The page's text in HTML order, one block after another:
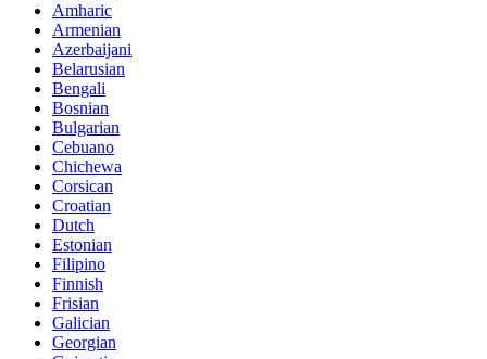
Amharic
Armenian
Azerbaijani
Belarusian
Bengali
Bosnian
Bulgarian
Cebuano
Chichewa
Corsican
Croatian
Dutch
Estonian
Filipino
Finnish
Frisian
Galician
Georgian